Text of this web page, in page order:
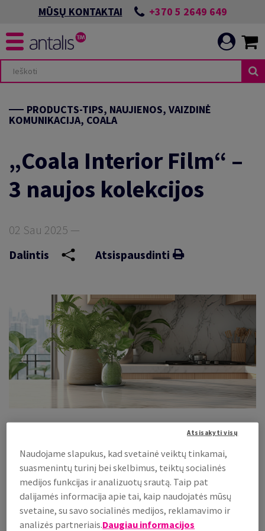
MŪSŲ KONTAKTAI +370 5 2649 649
PRODUCTS-TIPS, NAUJIENOS, VAIZDINĖ
KOMUNIKACIJA, COALA
„Coala Interior Film“ –
3 naujos kolekcijos
02 Sau 2025 —
Dalintis
Atsispausdinti
Džiaugiamės galėdami pristatyti naujausius „Coala Interior
Film“ lipnių dekoratyvinių plėvelių asortimento papildymus –
3 naujas kolekcijas ir 40 naujų tekstūrų, sukurtų įkvėpti naujos
gyvybės jūsų erdvėms bei aplinkai. Galite atrasti ir labiau
tvaresnių alternatyvų, įskaitant medžiagas, skirtas naudoti
lauke.
Naudojame slapukus, kad svetainė veiktų tinkamai,
suasmenintų turinį bei skelbimus, teiktų socialinės
medijos funkcijas ir analizuotų srautą. Taip pat
dalijamės informacija apie tai, kaip naudojatės mūsų
svetaine, su savo socialinės medijos, reklamavimo ir
analizės partneriais.Daugiau informacijos
Atsisakyti visų